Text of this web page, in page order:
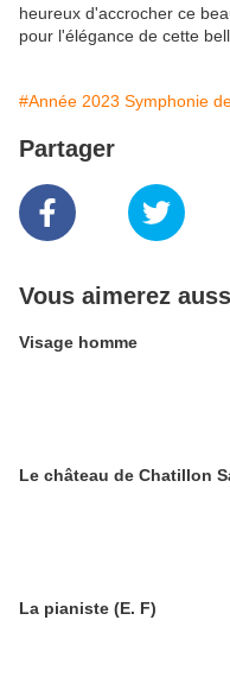
heureux d'accrocher ce
pour l'élégance de cette
#Année 2023 Symphonie
Partager
Vous aimerez
Visage homme
Le château de Chatillon
La pianiste (E. F)